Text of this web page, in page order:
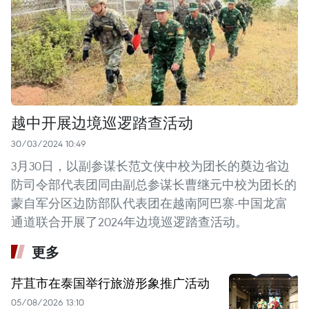
越中开展边境巡逻踏查活动
30/03/2024 10:49
3月30日，以副参谋长范文侠中校为团长的奠边省边
防司令部代表团同由副总参谋长曹继元中校为团长的
蒙自军分区边防部队代表团在越南阿巴寨-中国龙富
通道联合开展了2024年边境巡逻踏查活动。
更多
芹苴市在泰国举行旅游形象推广活动
05/08/2026 13:10